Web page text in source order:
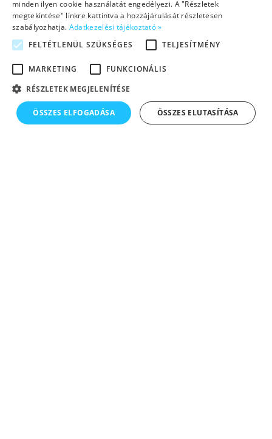
megtekintése" linkre kattintva a hozzájárulását részletesen
szabályozhatja.Adatkezelési tájékoztató »
FELTÉTLENÜL SZÜKSÉGES
ÖSSZES ELFOGADÁSA ÖSSZES ELUTASÍTÁSA